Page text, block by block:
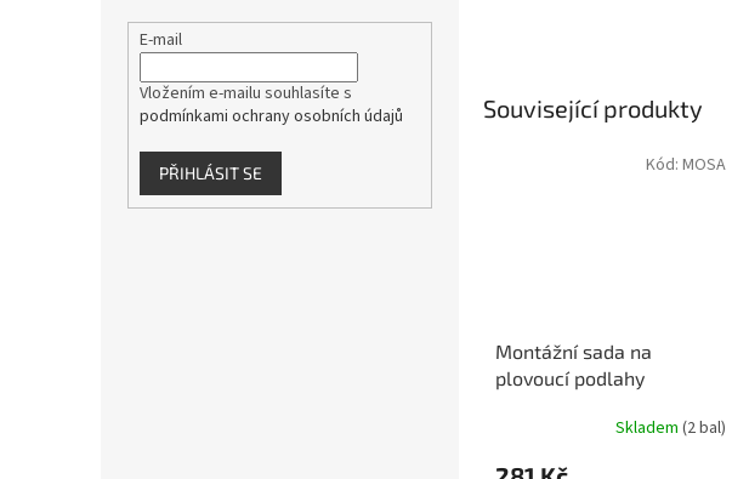
E-mail
Vložením e-mailu souhlasíte s
podmínkami ochrany osobních údajů
PŘIHLÁSIT SE
Související produkty
Montážní sada na
plovoucí podlahy
Skladem (2 bal)
Kód: MOSA